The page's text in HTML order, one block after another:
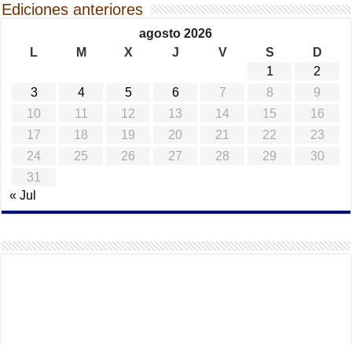
Ediciones anteriores
agosto 2026
L
M X J V S
D
1
2
3
4 5 6 7 8
9
10
11 12 13 14 15
16
17
18 19 20 21 22
23
24
25 26 27 28 29
30
31
« Jul